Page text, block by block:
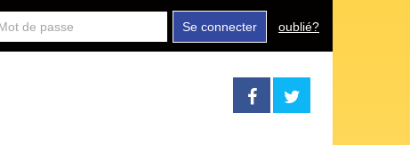
Se connecter oublié?